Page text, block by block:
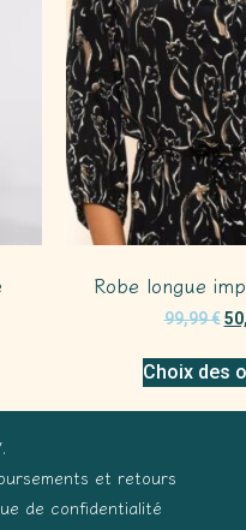
Robe longue
99,99€
Choix des
et retours
de confidentialité